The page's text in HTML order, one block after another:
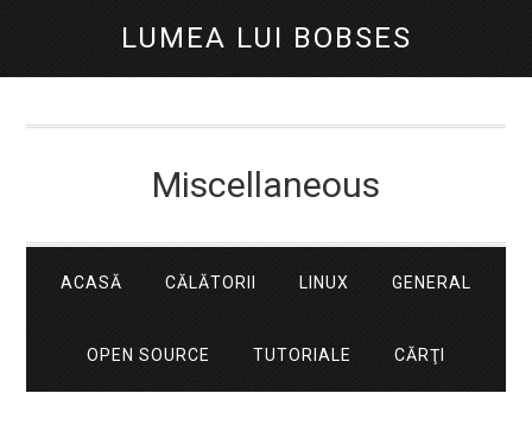
LUMEA LUI BOBSES
Miscellaneous
ACASĂ CĂLĂTORII LINUX GENERAL
OPEN SOURCE TUTORIALE CĂRŢI